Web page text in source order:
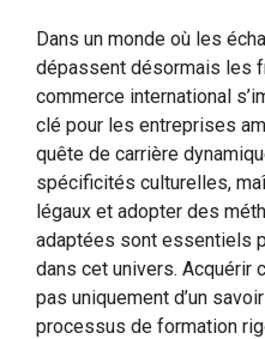
Dans un monde où les
dépassent désormais les
commerce international
clé pour les entreprises
quête de carrière
spécificités culturelles,
légaux et adopter des
adaptées sont essentiels
dans cet univers. Acquérir
pas uniquement d’un
processus de formation